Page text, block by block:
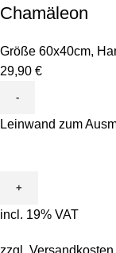
Chamäleon
Größe 60x40cm,
29,90 €
Leinwand zum
incl. 19% VAT
zzgl. Versandkosten